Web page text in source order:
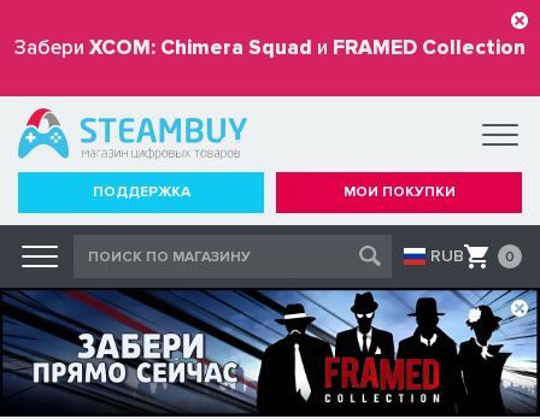
Забери XCOM: Chimera Squad и FRAMED Collection
бесплатно
ПОДДЕРЖКА МОИ ПОКУПКИ
RUB 0